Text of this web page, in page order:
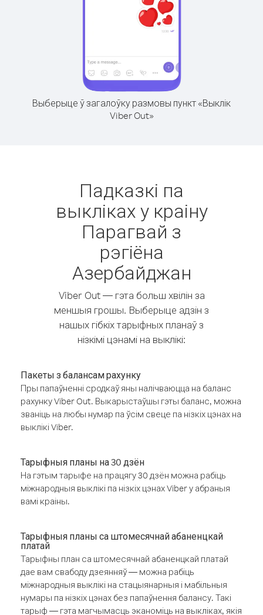
Выберыце ў загалоўку размовы пункт «Выклік
Viber Out»
Падказкі па
выкліках у краіну
Парагвай з
рэгіёна
Азербайджан
Viber Out — гэта больш хвілін за
меншыя грошы. Выберыце адзін з
нашых гібкіх тарыфных планаў з
нізкімі цэнамі на выклікі:
Пакеты з балансам рахунку
Пры папаўненні сродкаў яны налічваюцца на баланс
рахунку Viber Out. Выкарыстаўшы гэты баланс, можна
званіць на любы нумар па ўсім свеце па нізкіх цэнах на
выклікі Viber.
Тарыфныя планы на 30 дзён
На гэтым тарыфе на працягу 30 дзён можна рабіць
міжнародныя выклікі па нізкіх цэнах Viber у абраныя
вамі краіны.
Тарыфныя планы са штомесячнай абаненцкай
платай
Тарыфны план са штомесячнай абаненцкай платай
дае вам свабоду дзеянняў — можна рабіць
міжнародныя выклікі на стацыянарныя і мабільныя
нумары па нізкіх цэнах без папаўнення балансу. Такі
тарыф — гэта магчымасць эканоміць на выкліках, якія